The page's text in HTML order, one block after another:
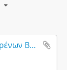
Αρχείο 5ου Δημοτικού Σχολείου Αρρένων Βόλου